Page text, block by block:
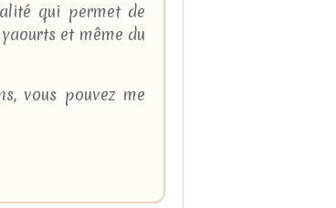
qui permet de
et même du
vous pouvez me